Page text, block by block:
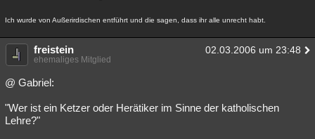
Ich wurde von Außerirdischen entführt und die sagen, dass ihr alle unrecht habt.
freistein 02.03.2006 um 23:48
ehemaliges Mitglied
@ Gabriel:
"Wer ist ein Ketzer oder Herätiker im Sinne der katholischen
Lehre?"